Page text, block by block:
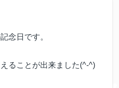
念日です。
ることが出来ました(^-^)